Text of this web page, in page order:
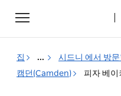
Toggle
navigation
집 ... 시드니 에서 방문
캠던(Camden)
피자 베이